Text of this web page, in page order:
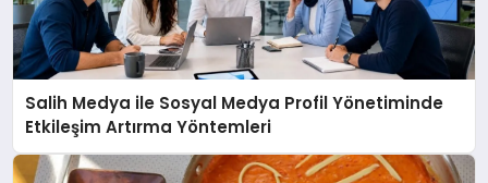
Salih Medya ile Sosyal Medya Profil Yönetiminde
Etkileşim Artırma Yöntemleri